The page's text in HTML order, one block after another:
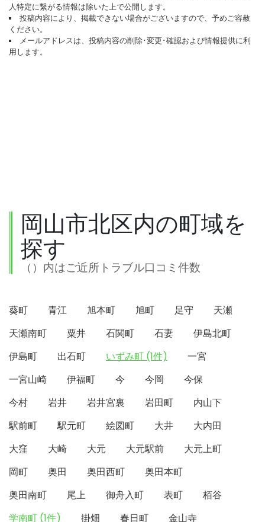
人特定に繋がる情報は除いた上で公開します。
投稿内容により、掲載できない場合がございますので、予めご容赦
ください。
メールアドレスは、投稿内容の削除･変更･確認および情報提供に利
用します。
岡山市北区内の町域を
探す
（）内はご近所トラブル口コミ件数
葵町 青江 旭本町 旭町 足守
天瀬
天瀬南町
粟井 石関町 石妻
伊島北町
伊島町
出石町 いずみ町 (1件)
一宮
一宮山崎
伊福町 今 今岡
今保
今村
岩井 岩井宮裏 岩田町
内山下
駅前町
駅元町 絵図町 大井
大内田
大窪
大崎 大元 大元駅前
大元上町
岡町
奥田 奥田西町
奥田本町
奥田南町
尾上 御舟入町 表町
栢谷
学南町 (1件)
掛畑 春日町 金山寺